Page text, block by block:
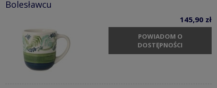
Bolesławcu
145,90 zł
POWIADOM O
DOSTĘPNOŚCI